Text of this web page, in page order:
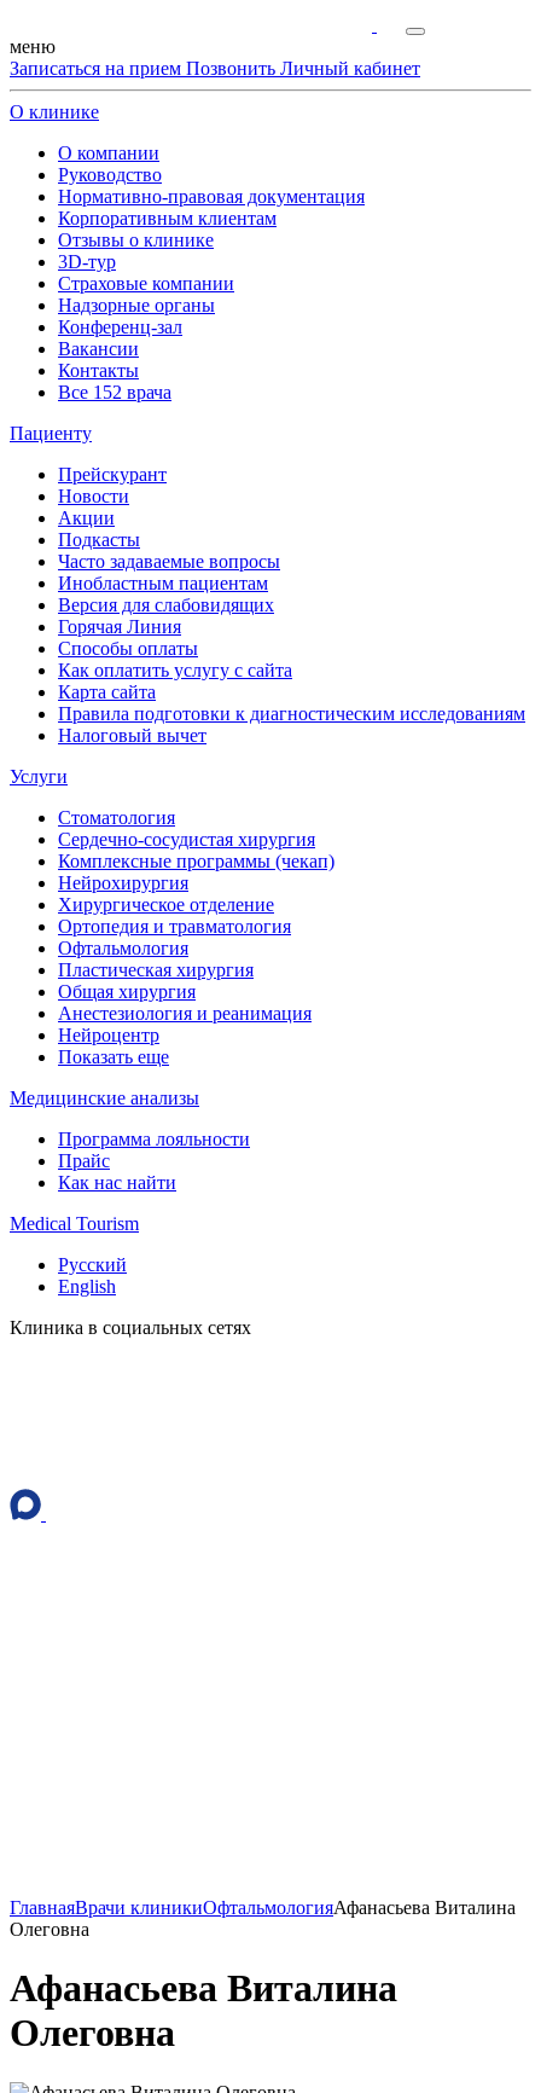
меню
Записаться на прием Позвонить Личный кабинет
О клинике
О компании
Руководство
Нормативно-правовая документация
Корпоративным клиентам
Отзывы о клинике
3D-тур
Страховые компании
Надзорные органы
Конференц-зал
Вакансии
Контакты
Все 152 врача
Пациенту
Прейскурант
Новости
Акции
Подкасты
Часто задаваемые вопросы
Инобластным пациентам
Версия для слабовидящих
Горячая Линия
Способы оплаты
Как оплатить услугу с сайта
Карта сайта
Правила подготовки к диагностическим исследованиям
Налоговый вычет
Услуги
Стоматология
Сердечно-сосудистая хирургия
Комплексные программы (чекап)
Нейрохирургия
Хирургическое отделение
Ортопедия и травматология
Офтальмология
Пластическая хирургия
Общая хирургия
Анестезиология и реанимация
Нейроцентр
Показать еще
Медицинские анализы
Программа лояльности
Прайс
Как нас найти
Medical Tourism
Русский
English
Клиника в социальных сетях
ГлавнаяВрачи клиникиОфтальмологияАфанасьева Виталина
Олеговна
Афанасьева Виталина
Олеговна